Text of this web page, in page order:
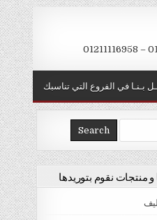
بـنـا في الفروع التي تناسبك
و منتجات نقوم بتوريدها